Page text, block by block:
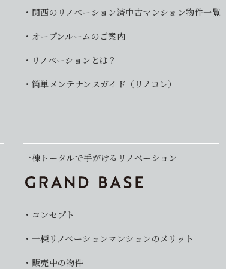
関西のリノベーション済中古マンション物件一覧
オープンルームのご案内
リノベーションとは？
簡単メンテナンスガイド（リノコレ）
一棟トータルで手がけるリノベーション
コンセプト
一棟リノベーションマンションのメリット
販売中の物件